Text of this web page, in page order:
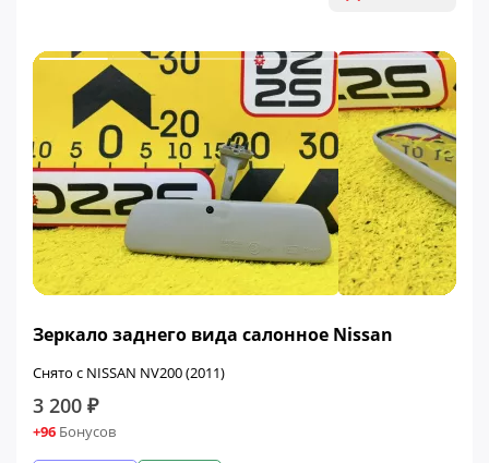
Зеркало заднего вида салонное Nissan
Снято с NISSAN NV200 (2011)
3 200 ₽
+96 Бонусов